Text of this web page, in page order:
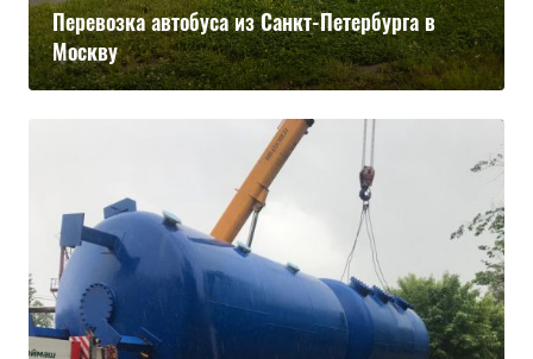
Перевозка автобуса из Санкт-Петербурга в
Москву